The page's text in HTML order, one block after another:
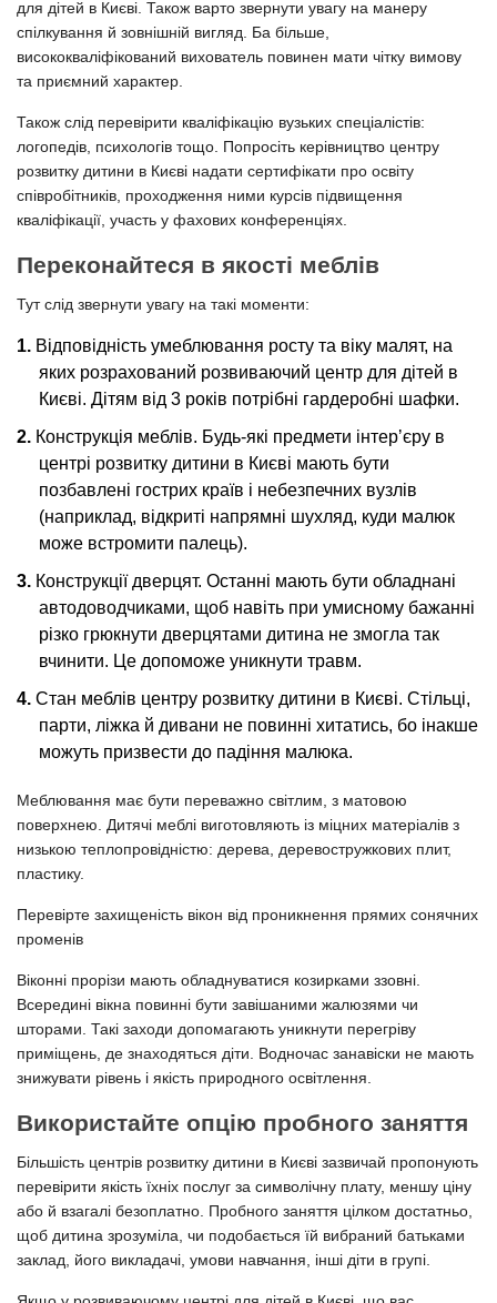
для дітей в Києві. Також варто звернути увагу на манеру
спілкування й зовнішній вигляд. Ба більше,
висококваліфікований вихователь повинен мати чітку вимову
та приємний характер.
Також слід перевірити кваліфікацію вузьких спеціалістів:
логопедів, психологів тощо. Попросіть керівництво центру
розвитку дитини в Києві надати сертифікати про освіту
співробітників, проходження ними курсів підвищення
кваліфікації, участь у фахових конференціях.
Переконайтеся в якості меблів
Тут слід звернути увагу на такі моменти:
Відповідність умеблювання росту та віку малят, на
яких розрахований розвиваючий центр для дітей в
Києві. Дітям від 3 років потрібні гардеробні шафки.
Конструкція меблів. Будь-які предмети інтерʼєру в
центрі розвитку дитини в Києві мають бути
позбавлені гострих країв і небезпечних вузлів
(наприклад, відкриті напрямні шухляд, куди малюк
може встромити палець).
Конструкції дверцят. Останні мають бути обладнані
автодоводчиками, щоб навіть при умисному бажанні
різко грюкнути дверцятами дитина не змогла так
вчинити. Це допоможе уникнути травм.
Стан меблів центру розвитку дитини в Києві. Стільці,
парти, ліжка й дивани не повинні хитатись, бо інакше
можуть призвести до падіння малюка.
Меблювання має бути переважно світлим, з матовою
поверхнею. Дитячі меблі виготовляють із міцних матеріалів з
низькою теплопровідністю: дерева, деревостружкових плит,
пластику.
Перевірте захищеність вікон від проникнення прямих сонячних
променів
Віконні прорізи мають обладнуватися козирками ззовні.
Всередині вікна повинні бути завішаними жалюзями чи
шторами. Такі заходи допомагають уникнути перегріву
приміщень, де знаходяться діти. Водночас занавіски не мають
знижувати рівень і якість природного освітлення.
Використайте опцію пробного заняття
Більшість центрів розвитку дитини в Києві зазвичай пропонують
перевірити якість їхніх послуг за символічну плату, меншу ціну
або й взагалі безоплатно. Пробного заняття цілком достатньо,
щоб дитина зрозуміла, чи подобається їй вибраний батьками
заклад, його викладачі, умови навчання, інші діти в групі.